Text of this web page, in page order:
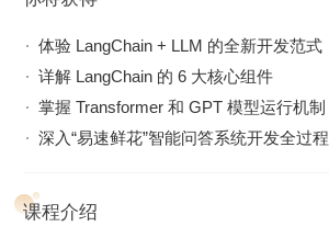
订阅后，戳此加入 黄佳老师学习交流群
体验 LangChain + LLM 的全新开发范式
详解 LangChain 的 6 大核心组件
掌握 Transformer 和 GPT 模型运行机制
深入“易速鲜花”智能问答系统开发全过程
课程介绍